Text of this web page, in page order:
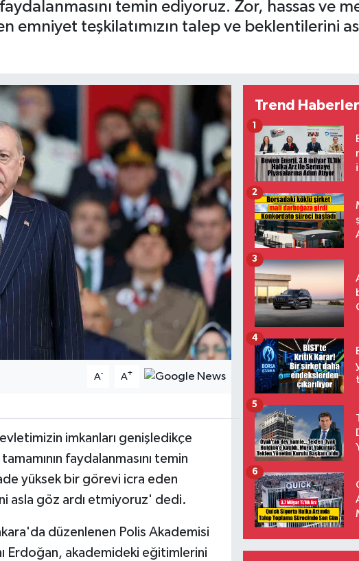
temin ediyoruz. Zor, hassas ve
emniyet teşkilatımızın talep ve beklentilerini
A- A+
imkanları genişledikçe
faydalanmasını temin
yüksek bir görevi icra eden
asla göz ardı etmiyoruz' dedi.
düzenlenen Polis Akademisi
Erdoğan, akademideki eğitimlerini
Trend Haberler
1
2
3
4
5
6